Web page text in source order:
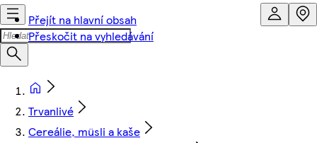
Přejít na hlavní obsah
Přeskočit na vyhledávání
Trvanlivé
Cereálie, müsli a kaše